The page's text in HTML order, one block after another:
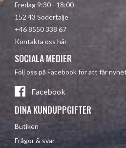
Fredag 9:30 - 18:00
152 43 Södertälje
+46 8550 338 67
Kontakta oss här
SOCIALA MEDIER
Följ oss på Facebook för att får
Facebook
DINA KUNDUPPGIFTER
Butiken
Frågor & svar